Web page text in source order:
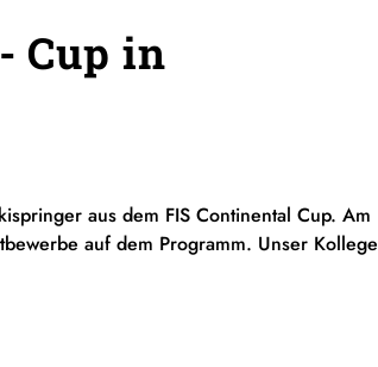
Cup in
aus dem FIS Continental Cup. Am
auf dem Programm. Unser Kollege